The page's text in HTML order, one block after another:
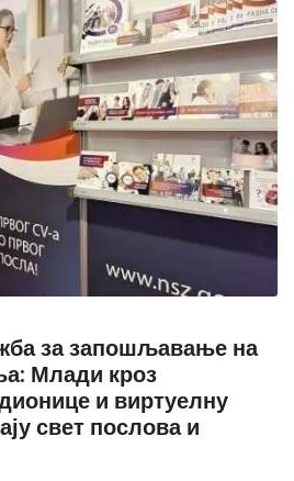
за запошљавање на
Млади кроз
и виртуелну
свет послова и